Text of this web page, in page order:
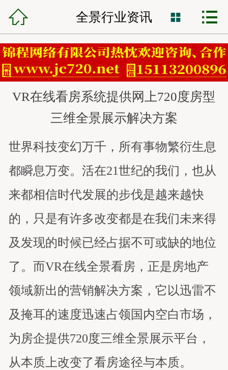
 锦程首页
网站建设
小程序开发
VR全景制作
全网营销
网站托管
锦程资讯
 全景行业资讯  
VR在线看房系统提供网上720度房型
三维全景展示解决方案
世界科技变幻万千，所有事物繁衍生息
都瞬息万变。活在21世纪的我们，也从
来都相信时代发展的步伐是越来越快
的，只是有许多改变都是在我们未来得
及发现的时候已经占据不可或缺的地位
了。而VR在线全景看房，正是房地产
领域新出的营销解决方案，它以迅雷不
及掩耳的速度迅速占领国内空白市场，
为房企提供720度三维全景展示平台，
从本质上改变了看房途径与本质。